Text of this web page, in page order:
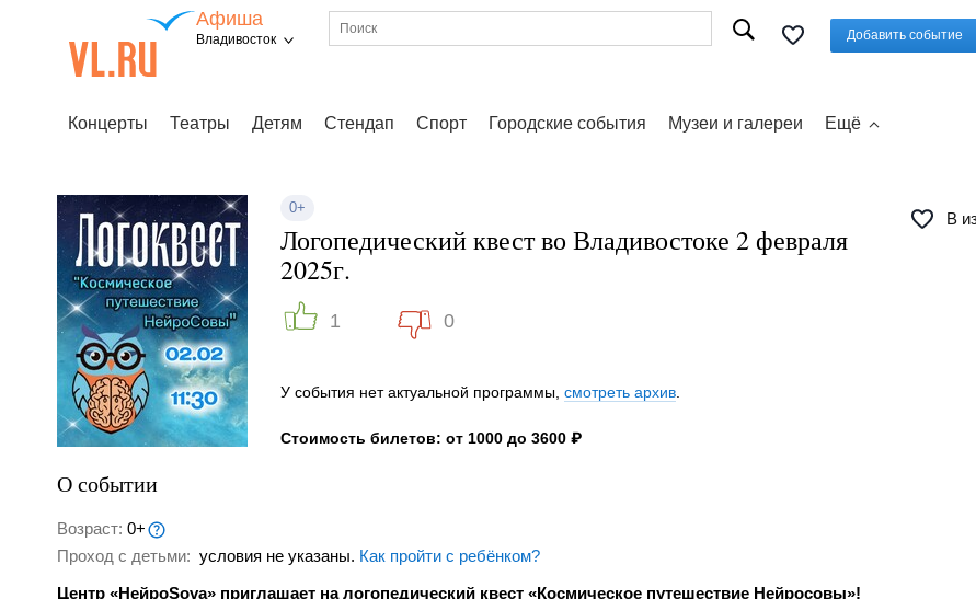
Афиша
Владивосток Добавить событие
Концерты Театры Детям Стендап Спорт Городские события Музеи и галереи Ещё
0+
В
Логопедический квест во Владивостоке 2 февраля
2025г.
1 0
У события нет актуальной программы, смотреть архив
Стоимость билетов: от 1000 до 3600 ₽
О событии
Возраст: 0+
Проход с детьми: условия не указаны. Как пройти с ребёнком?
Центр «НейроSova» приглашает на логопедический квест «Космическое путешествие Нейросовы»!